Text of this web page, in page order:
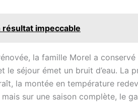
impeccable
la famille Morel a
séjour émet un bruit d’eau. La
la montée en température
sur une saison complète, le